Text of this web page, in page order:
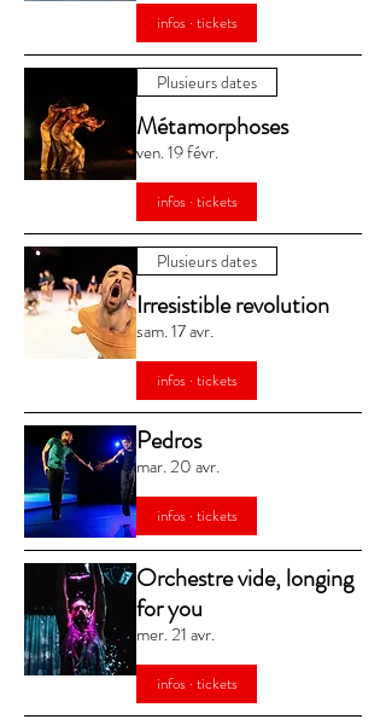
infos · tickets
Plusieurs dates
Métamorphoses
ven. 19 févr.
infos · tickets
Plusieurs dates
Irresistible revolution
sam. 17 avr.
infos · tickets
Pedros
mar. 20 avr.
infos · tickets
Orchestre vide, longing
for you
mer. 21 avr.
infos · tickets